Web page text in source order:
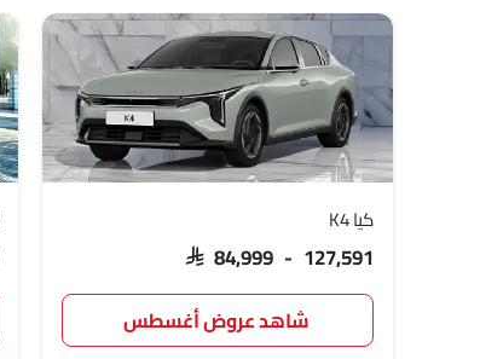
كيا K4
SAR 84,999 - 127,591
شاهد عروض أغسطس